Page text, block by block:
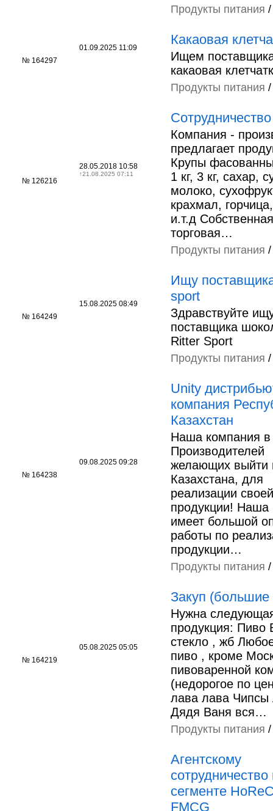
Продукты питания
№ 164297
01.09.2025 11:09
Какаовая
Ищем
какаовая
Продукты питания
№ 126216
28.05.2018 10:58
↑21.08.2025 07:11
Сотрудничество
Компания -
предлагает
Крупы
1 кг, 3 кг, сахар,
молоко,
крахмал,
и.т.д Собственная
торговая…
Продукты питания
№ 164249
15.08.2025 08:49
Ищу
sport
Здравствуйте
поставщика
Ritter Sport
Продукты питания
№ 164238
09.08.2025 09:28
Unity
компания
Казахстан
Наша компания в
Производителей
желающих выйти
Казахстана, для
реализации своей
продукции! Наша
имеет большой
работы по
продукции…
Продукты питания
№ 164219
05.08.2025 05:05
Закуп
Нужна
продукция: Пиво
стекло , жб
пиво , кроме
пивоваренной
(недорогое по
лава лава Чипсы
Дядя Ваня вся…
Продукты питания
Агентскому
сотрудничество
сегменте
FMCG